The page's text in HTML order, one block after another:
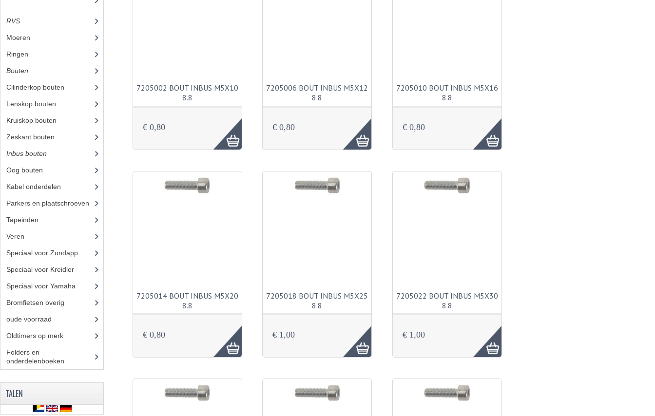
7205002 BOUT INBUS M5X10
8.8
€ 0,80
7205006 BOUT INBUS M5X12
8.8
€ 0,80
7205010 BOUT INBUS M5X16
8.8
€ 0,80
7205014 BOUT INBUS M5X20
8.8
€ 0,80
7205018 BOUT INBUS M5X25
8.8
€ 1,00
7205022 BOUT INBUS M5X30
8.8
€ 1,00
RVS
Moeren
Ringen
Bouten
Cilinderkop bouten
Lenskop bouten
Kruiskop bouten
Zeskant bouten
Inbus bouten
Oog bouten
Kabel onderdelen
Parkers en plaatschroeven
Tapeinden
Veren
Speciaal voor Zundapp
Speciaal voor Kreidler
Speciaal voor Yamaha
Bromfietsen overig
oude voorraad
Oldtimers op merk
Folders en
onderdelenboeken
TALEN